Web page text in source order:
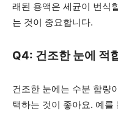
래된 용액은 세균이 번식
는 것이 중요합니다.
Q4: 건조한 눈에 적
건조한 눈에는 수분 함량
택하는 것이 좋아요. 예